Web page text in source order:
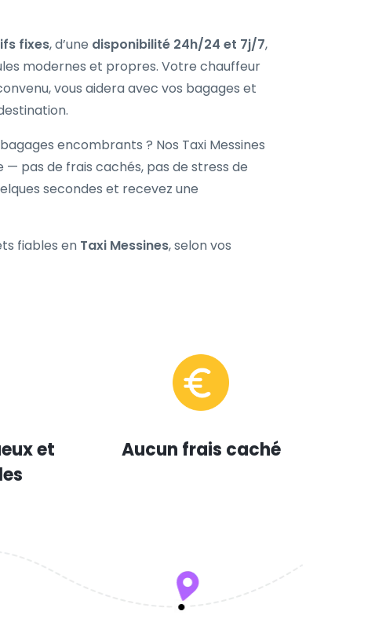
fixes, d’une disponibilité 24h/24 et 7j/7,
modernes et propres. Votre chauffeur
vous aidera avec vos bagages et
encombrants ? Nos Taxi Messines
pas de frais cachés, pas de stress de
secondes et recevez une
fiables en Taxi Messines, selon vos
et
Aucun frais caché